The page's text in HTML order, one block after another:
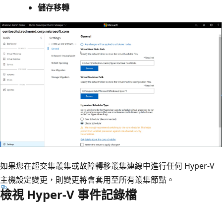
儲存移轉
如果您在超交集叢集或故障轉移叢集連線中進行任何 Hyper-V
主機設定變更，則變更將會套用至所有叢集節點。
檢視 Hyper-V 事件記錄檔